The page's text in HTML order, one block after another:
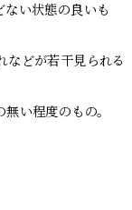
い状態の良いも
どが若干見られる
い程度のもの。